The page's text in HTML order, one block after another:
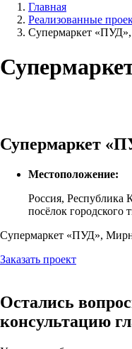
Главная
Реализованные
Супермаркет
Супермаркет
Местоположение:
Россия, Республика
посёлок
Супермаркет «ПУД»,
Заказать проект
Остались
консультацию